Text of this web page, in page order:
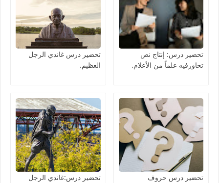
تحضير درس: إنتاج نص
تحاورفيه علماً من الأعلام.
تحضير درس غاندي الرجل
العظيم.
تحضير درس حروف
تحضير درس:غاندي الرجل